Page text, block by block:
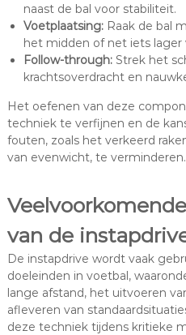
naast de bal voor stabiliteit.
Voetplaatsing:Raak de bal
het midden of net iets
Follow-through:Strek het
krachtsoverdracht en
Het oefenen van deze
techniek te verfijnen en de
fouten, zoals het verkeerd
van evenwicht, te verminderen.
van de
De instapdrive wordt vaak
doeleinden in voetbal,
lange afstand, het uitvoeren
afleveren van
deze techniek tijdens kritieke